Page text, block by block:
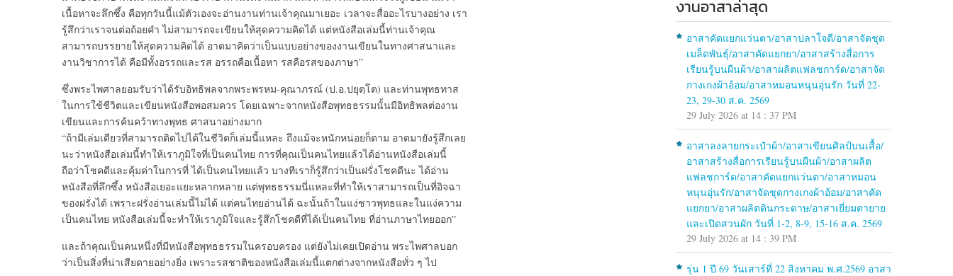
เนื้อหาจะลึกซึ้ง คือทุกวันนี้แม้ตัวเองจะอ่านงานท่านเจ้าคุณมาเยอะ เวลาจะสื่ออะไรบางอย่าง เรา
รู้สึกว่าเราจนต่อถ้อยคำ ไม่สามารถจะเขียนให้สุดความคิดได้ แต่หนังสือเล่มนี้ท่านเจ้าคุณ
สามารถบรรยายให้สุดความคิดได้ อาตมาคิดว่าเป็นแบบอย่างของงานเขียนในทางศาสนาและ
งานวิชาการได้ คือมีทั้งอรรถและรส อรรถคือเนื้อหา รสคือรสของภาษา”
ซึ่งพระไพศาลยอมรับว่าได้รับอิทธิพลจากพระพรหม-คุณาภรณ์ (ป.อ.ปยุตฺโต) และท่านพุทธทาส
ในการใช้ชีวิตและเขียนหนังสือพอสมควร โดยเฉพาะจากหนังสือพุทธธรรมนั้นมีอิทธิพลต่องาน
เขียนและการค้นคว้าทางพุทธ ศาสนาอย่างมาก
“ถ้ามีเล่มเดียวที่สามารถติดไปได้ในชีวิตก็เล่มนี้แหละ ถึงแม้จะหนักหน่อยก็ตาม อาตมายังรู้สึกเลย
นะว่าหนังสือเล่มนี้ทำให้เราภูมิใจที่เป็นคนไทย การที่คุณเป็นคนไทยแล้วได้อ่านหนังสือเล่มนี้
ถือว่าโชคดีและคุ้มค่าในการที่ ได้เป็นคนไทยแล้ว บางทีเราก็รู้สึกว่าเป็นฝรั่งโชคดีนะ ได้อ่าน
หนังสือที่ลึกซึ้ง หนังสือเยอะแยะหลากหลาย แต่พุทธธรรมนี่แหละที่ทำให้เราสามารถเป็นที่อิจฉา
ของฝรั่งได้ เพราะฝรั่งอ่านเล่มนี้ไม่ได้ แต่คนไทยอ่านได้ ฉะนั้นถ้าในแง่ชาวพุทธและในแง่ความ
เป็นคนไทย หนังสือเล่มนี้จะทำให้เราภูมิใจและรู้สึกโชคดีที่ได้เป็นคนไทย ที่อ่านภาษาไทยออก”
และถ้าคุณเป็นคนหนึ่งที่มีหนังสือพุทธธรรมในครอบครอง แต่ยังไม่เคยเปิดอ่าน พระไพศาลบอก
ว่าเป็นสิ่งที่น่าเสียดายอย่างยิ่ง เพราะรสชาติของหนังสือเล่มนี้แตกต่างจากหนังสือทั่ว ๆ ไป
งานอาสาล่าสุด
อาสาคัดแยกแว่นตา/อาสาปลาใจดี/อาสาจัดชุด
เมล็ดพันธุ์/อาสาคัดแยกยา/อาสาสร้างสื่อการ
เรียนรู้บนผืนผ้า/อาสาผลิตแฟลชการ์ด/อาสาจัด
กางเกงผ้าอ้อม/อาสาหมอนหนุนอุ่นรัก วันที่ 22-
23, 29-30 ส.ค. 2569
29 July 2026 at 14 : 37 PM
อาสาลงลายกระเป๋าผ้า/อาสาเขียนศิลป์บนเสื้อ/
อาสาสร้างสื่อการเรียนรู้บนผืนผ้า/อาสาผลิต
แฟลชการ์ด/อาสาคัดแยกแว่นตา/อาสาหมอน
หนุนอุ่นรัก/อาสาจัดชุดกางเกงผ้าอ้อม/อาสาคัด
แยกยา/อาสาผลิตดินกระดาษ/อาสาเยี่ยมตายาย
และเปิดสวนผัก วันที่ 1-2, 8-9, 15-16 ส.ค. 2569
29 July 2026 at 14 : 39 PM
รุ่น 1 ปี 69 วันเสาร์ที่ 22 สิงหาคม พ.ศ.2569 อาสา